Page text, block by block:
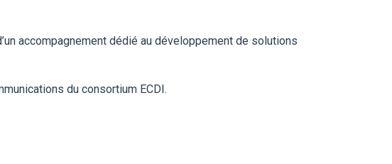
accompagnement dédié au développement de solutions
du consortium ECDI.